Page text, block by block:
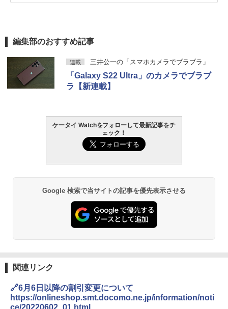
編集部のおすすめ記事
連載 三井公一の「スマホカメラでブラブラ」
「Galaxy S22 Ultra」のカメラでブラブ
ラ【新連載】
ケータイ Watchをフォローして最新記事をチ
ェック！
Google 検索で当サイトの記事を優先表示させる
関連リンク
🔗6月6日以降の割引変更について
https://onlineshop.smt.docomo.ne.jp/information/noti
ce/20220602_01.html